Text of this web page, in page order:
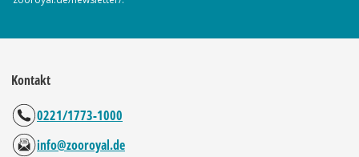
Kontakt
0221/1773-1000
info@zooroyal.de